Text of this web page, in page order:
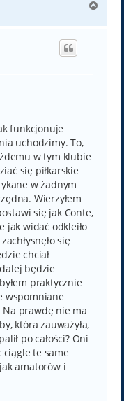
g
funkcjonuje
uchodzimy. To,
w tym klubie
się piłkarskie
w żadnym
Wierzyłem
się jak Conte,
jak widać odkleiło
się
chciał
będzie
praktycznie
wspomniane
prawdę nie ma
która zauważyła,
po całości? Oni
ciągle te same
amatorów i